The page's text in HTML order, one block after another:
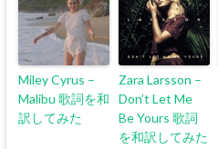
Miley Cyrus –
Malibu 歌詞を和
訳してみた
Zara Larsson –
Don’t Let Me
Be Yours 歌詞
を和訳してみた